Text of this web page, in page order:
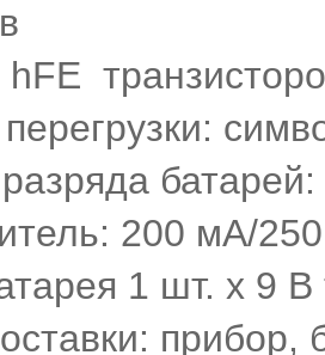
батарей:
200 мА/
1 шт. х 9 В